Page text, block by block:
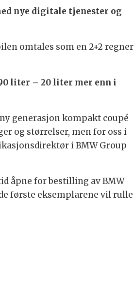
nye digitale tjenester og
omtales som en 2+2 regner
liter – 20 liter mer enn i
generasjon kompakt coupé
og størrelser, men for oss i
i BMW Group
åpne for bestilling av BMW
første eksemplarene vil rulle